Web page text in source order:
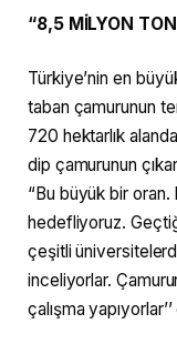
“8,5 MİLYON
Türkiye’nin en
taban çamurunun
720 hektarlık
dip çamurunun
“Bu büyük bir
hedefliyoruz.
çeşitli
inceliyorlar.
çalışma